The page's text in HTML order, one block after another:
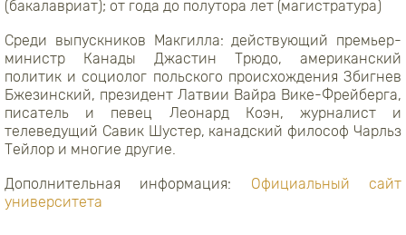
(бакалавриат); от года до полутора лет (магистратура)
Среди выпускников Макгилла: действующий премьер-
министр Канады Джастин Трюдо, американский
политик и социолог польского происхождения Збигнев
Бжезинский, президент Латвии Вайра Вике-Фрейберга,
писатель и певец Леонард Коэн, журналист и
телеведущий Савик Шустер, канадский философ Чарльз
Тейлор и многие другие.
Дополнительная информация: Официальный сайт
университета